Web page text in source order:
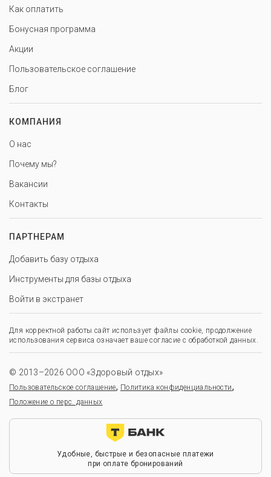
Как оплатить
Бонусная программа
Акции
Пользовательское соглашение
Блог
КОМПАНИЯ
О нас
Почему мы?
Вакансии
Контакты
ПАРТНЕРАМ
Добавить базу отдыха
Инструменты для базы отдыха
Войти в экстранет
Для корректной работы сайт использует файлы cookie, продолжение
использования сервиса означает ваше согласие с обработкой данных.
© 2013–2026 ООО «Здоровый отдых»
Пользовательское соглашение, Политика конфиденциальности,
Положение о перс. данных
Удобные, быстрые и безопасные платежи
при оплате бронирований